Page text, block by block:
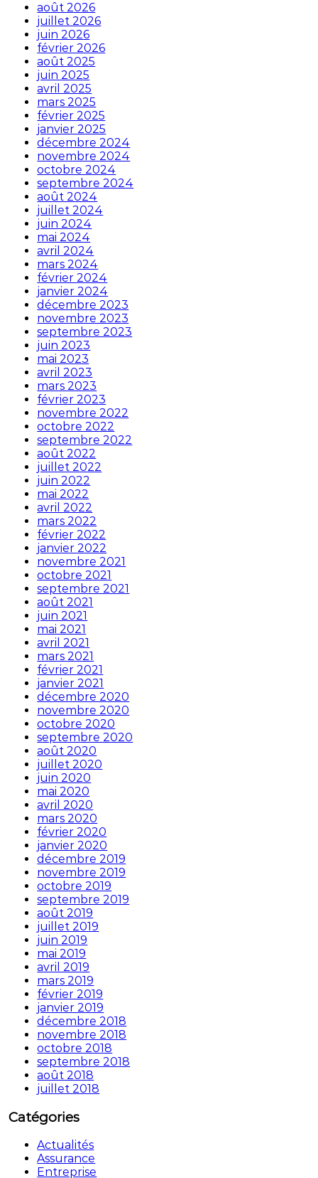
août 2026
juillet 2026
juin 2026
février 2026
août 2025
juin 2025
avril 2025
mars 2025
février 2025
janvier 2025
décembre 2024
novembre 2024
octobre 2024
septembre 2024
août 2024
juillet 2024
juin 2024
mai 2024
avril 2024
mars 2024
février 2024
janvier 2024
décembre 2023
novembre 2023
septembre 2023
juin 2023
mai 2023
avril 2023
mars 2023
février 2023
novembre 2022
octobre 2022
septembre 2022
août 2022
juillet 2022
juin 2022
mai 2022
avril 2022
mars 2022
février 2022
janvier 2022
novembre 2021
octobre 2021
septembre 2021
août 2021
juin 2021
mai 2021
avril 2021
mars 2021
février 2021
janvier 2021
décembre 2020
novembre 2020
octobre 2020
septembre 2020
août 2020
juillet 2020
juin 2020
mai 2020
avril 2020
mars 2020
février 2020
janvier 2020
décembre 2019
novembre 2019
octobre 2019
septembre 2019
août 2019
juillet 2019
juin 2019
mai 2019
avril 2019
mars 2019
février 2019
janvier 2019
décembre 2018
novembre 2018
octobre 2018
septembre 2018
août 2018
juillet 2018
Catégories
Actualités
Assurance
Entreprise